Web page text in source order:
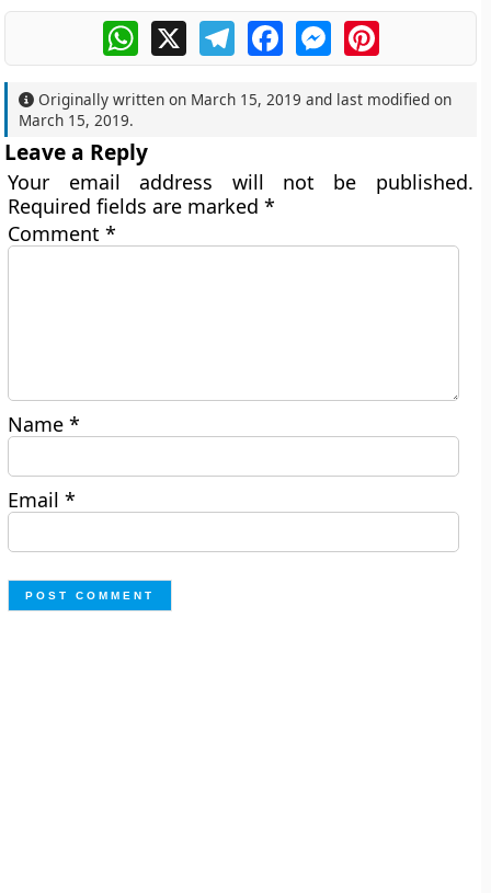
WhatsApp
X TelegramFacebookMessengerPinterest
Originally written on March 15, 2019 and last modified on
March 15, 2019.
Leave a Reply
Your email address will not be published.
Required fields are marked*
Comment*
Name*
Email*